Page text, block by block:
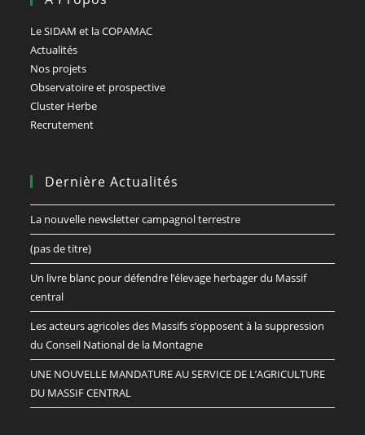
Le SIDAM et la COPAMAC
Actualités
Nos projets
Observatoire et prospective
Cluster Herbe
Recrutement
Dernière Actualités
La nouvelle newsletter campagnol terrestre
(pas de titre)
Un livre blanc pour défendre l’élevage herbager du Massif
central
Les acteurs agricoles des Massifs s’opposent à la suppression
du Conseil National de la Montagne
UNE NOUVELLE MANDATURE AU SERVICE DE L’AGRICULTURE
DU MASSIF CENTRAL